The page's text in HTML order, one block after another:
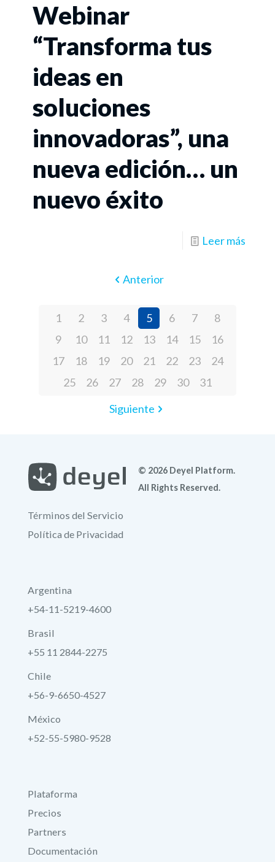
Webinar
“Transforma tus
ideas en
soluciones
innovadoras”, una
nueva edición… un
nuevo éxito
Leer más
Anterior
1 2 3 4 5 6 7
8
9
10 11 12 13 14 15
16
17
18 19 20 21 22 23
24
25
26 27 28 29 30
31
Siguiente
© 2026 Deyel Platform.
All Rights Reserved.
Términos del Servicio
Política de Privacidad
Argentina
+54-11-5219-4600
Brasil
+55 11 2844-2275
Chile
+56-9-6650-4527
México
+52-55-5980-9528
Plataforma
Precios
Partners
Documentación